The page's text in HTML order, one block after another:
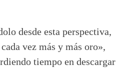
desde esta perspectiva,
vez más y más oro»,
tiempo en descargar